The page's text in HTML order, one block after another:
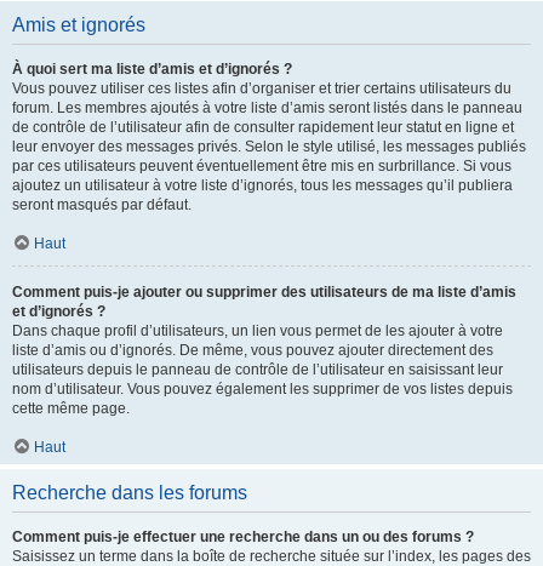
Amis et ignorés
À quoi sert ma liste d’amis et d’ignorés ?
Vous pouvez utiliser ces listes afin d’organiser et trier certains utilisateurs du
forum. Les membres ajoutés à votre liste d’amis seront listés dans le panneau
de contrôle de l’utilisateur afin de consulter rapidement leur statut en ligne et
leur envoyer des messages privés. Selon le style utilisé, les messages publiés
par ces utilisateurs peuvent éventuellement être mis en surbrillance. Si vous
ajoutez un utilisateur à votre liste d’ignorés, tous les messages qu’il publiera
seront masqués par défaut.
Haut
Comment puis-je ajouter ou supprimer des utilisateurs de ma liste d’amis
et d’ignorés ?
Dans chaque profil d’utilisateurs, un lien vous permet de les ajouter à votre
liste d’amis ou d’ignorés. De même, vous pouvez ajouter directement des
utilisateurs depuis le panneau de contrôle de l’utilisateur en saisissant leur
nom d’utilisateur. Vous pouvez également les supprimer de vos listes depuis
cette même page.
Haut
Recherche dans les forums
Comment puis-je effectuer une recherche dans un ou des forums ?
Saisissez un terme dans la boîte de recherche située sur l’index, les pages des